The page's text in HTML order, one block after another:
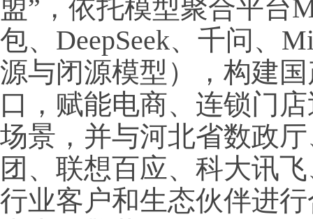
盟”，依托模型聚合平台
包、DeepSeek、千问、
源与闭源模型），构建
口，赋能电商、连锁门
场景，并与河北省数政
团、联想百应、科大讯
行业客户和生态伙伴进